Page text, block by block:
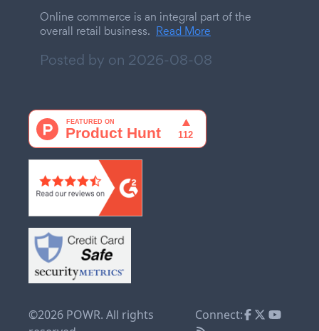
Online commerce is an integral part of the
overall retail business. Read More
Posted by on 2026-08-08
©2026 POWR. All rights
Connect: